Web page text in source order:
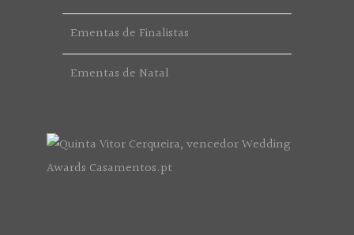
Ementas de Finalistas
Ementas de Natal